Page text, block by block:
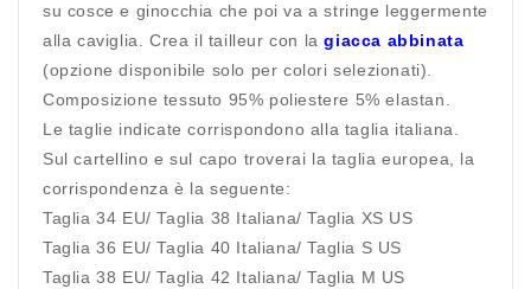
su cosce e ginocchia che poi va a stringe leggermente
alla caviglia. Crea il tailleur con lagiacca abbinata
(opzione disponibile solo per colori selezionati).
Composizione tessuto 95% poliestere 5% elastan.
Le taglie indicate corrispondono alla taglia italiana.
Sul cartellino e sul capo troverai la taglia europea, la
corrispondenza è la seguente:
Taglia 34 EU/ Taglia 38 Italiana/ Taglia XS US
Taglia 36 EU/ Taglia 40 Italiana/ Taglia S US
Taglia 38 EU/ Taglia 42 Italiana/ Taglia M US